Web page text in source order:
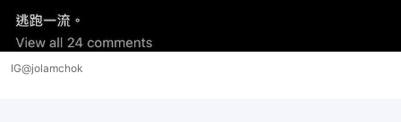
IG@jolamchok